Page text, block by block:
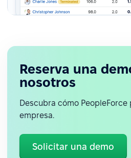
Reserva una
nosotros
Descubra cómo
empresa.
Solicitar una demo